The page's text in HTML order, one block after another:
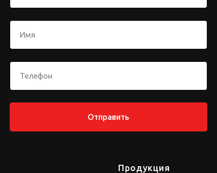
Отправить
Продукция